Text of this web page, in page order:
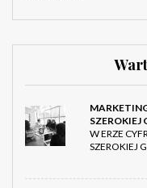
SZEROKIEJ
W ERZE
SZEROKIEJ